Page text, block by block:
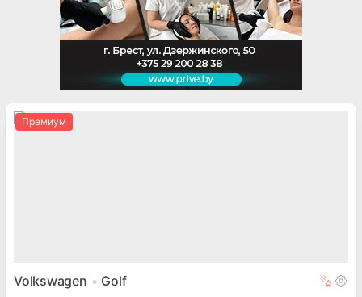
Премиум
Volkswagen Golf